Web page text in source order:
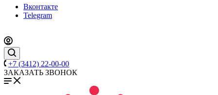
Вконтакте
Telegram
+7 (3412) 22-00-00
ЗАКАЗАТЬ ЗВОНОК